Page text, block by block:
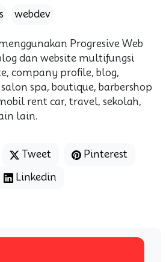
webdev
Progresive Web
dan website multifungsi
company profile, blog,
spa, boutique, barbershop
rent car, travel, sekolah,
lain.
Tweet
Pinterest
Linkedin